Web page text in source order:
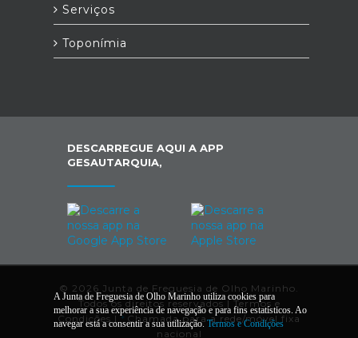
Serviços
Toponímia
DESCARREGUE AQUI A APP
GESAUTARQUIA,
© 2026 Junta de Freguesia de Olho Marinho.
Todos os direitos reservados |Termos e
Condições |* Chamada para a rede/móvel fixa
nacional
A Junta de Freguesia de Olho Marinho utiliza cookies para
melhorar a sua experiência de navegação e para fins estatísticos. Ao
navegar está a consentir a sua utilização.Termos e Condições